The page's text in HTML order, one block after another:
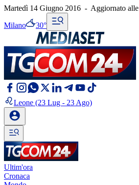
Martedì 14 Giugno 2016 - Aggiornato alle
Milano 30°
Leone (23 Lug - 23 Ago)
Ultim'ora
Cronaca